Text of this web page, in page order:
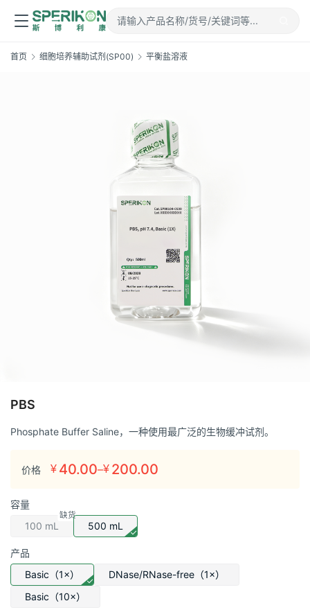
首页 细胞培养辅助试剂(SP00) 平衡盐溶液
PBS
Phosphate Buffer Saline，一种使用最广泛的生物缓冲试剂。
价格 ¥ 40.00–¥ 200.00
价
范
围：
至
¥200.00
容量
100 mL
500 mL
产品
Basic（1×）
DNase/RNase-free（1×）
Basic（10×）